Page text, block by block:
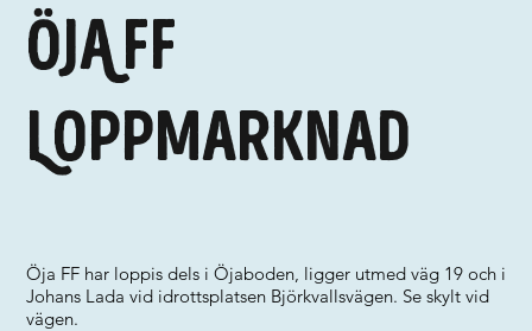
ÖJA FF
Loppmarknad
Öja FF har loppis dels i Öjaboden, ligger utmed väg 19 och i
Johans Lada vid idrottsplatsen Björkvallsvägen. Se skylt vid
vägen.